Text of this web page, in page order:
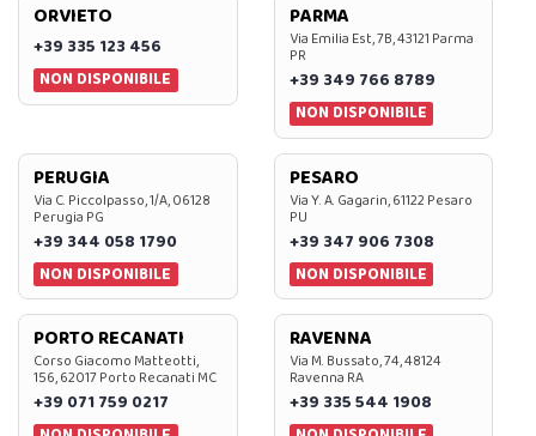
ORVIETO
+39 335 123 456
NON DISPONIBILE
PARMA
Via Emilia Est, 7B, 43121 Parma
PR
+39 349 766 8789
NON DISPONIBILE
PERUGIA
Via C. Piccolpasso, 1/A, 06128
Perugia PG
+39 344 058 1790
NON DISPONIBILE
PESARO
Via Y. A. Gagarin, 61122 Pesaro
PU
+39 347 906 7308
NON DISPONIBILE
PORTO RECANATI
Corso Giacomo Matteotti,
156, 62017 Porto Recanati MC
+39 071 759 0217
RAVENNA
Via M. Bussato, 74, 48124
Ravenna RA
+39 335 544 1908